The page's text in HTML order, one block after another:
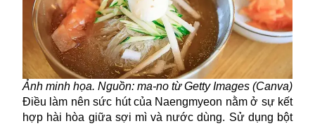
Ảnh minh họa. Nguồn: ma-no từ Getty Images (Canva)
Điều làm nên sức hút của Naengmyeon nằm ở sự kết
hợp hài hòa giữa sợi mì và nước dùng. Sử dụng bột